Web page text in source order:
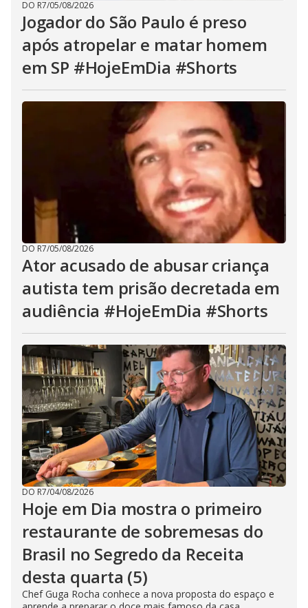
DO R7/05/08/2026
Jogador do São Paulo é preso
após atropelar e matar homem
em SP #HojeEmDia #Shorts
DO R7/05/08/2026
Ator acusado de abusar criança
autista tem prisão decretada em
audiência #HojeEmDia #Shorts
DO R7/04/08/2026
Hoje em Dia mostra o primeiro
restaurante de sobremesas do
Brasil no Segredo da Receita
desta quarta (5)
Chef Guga Rocha conhece a nova proposta do espaço e